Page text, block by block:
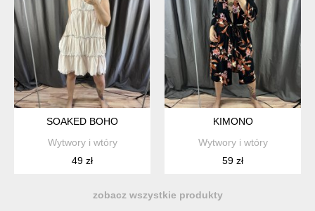
SOAKED BOHO
Wytwory i wtóry
49 zł
KIMONO
Wytwory i wtóry
59 zł
zobacz wszystkie produkty